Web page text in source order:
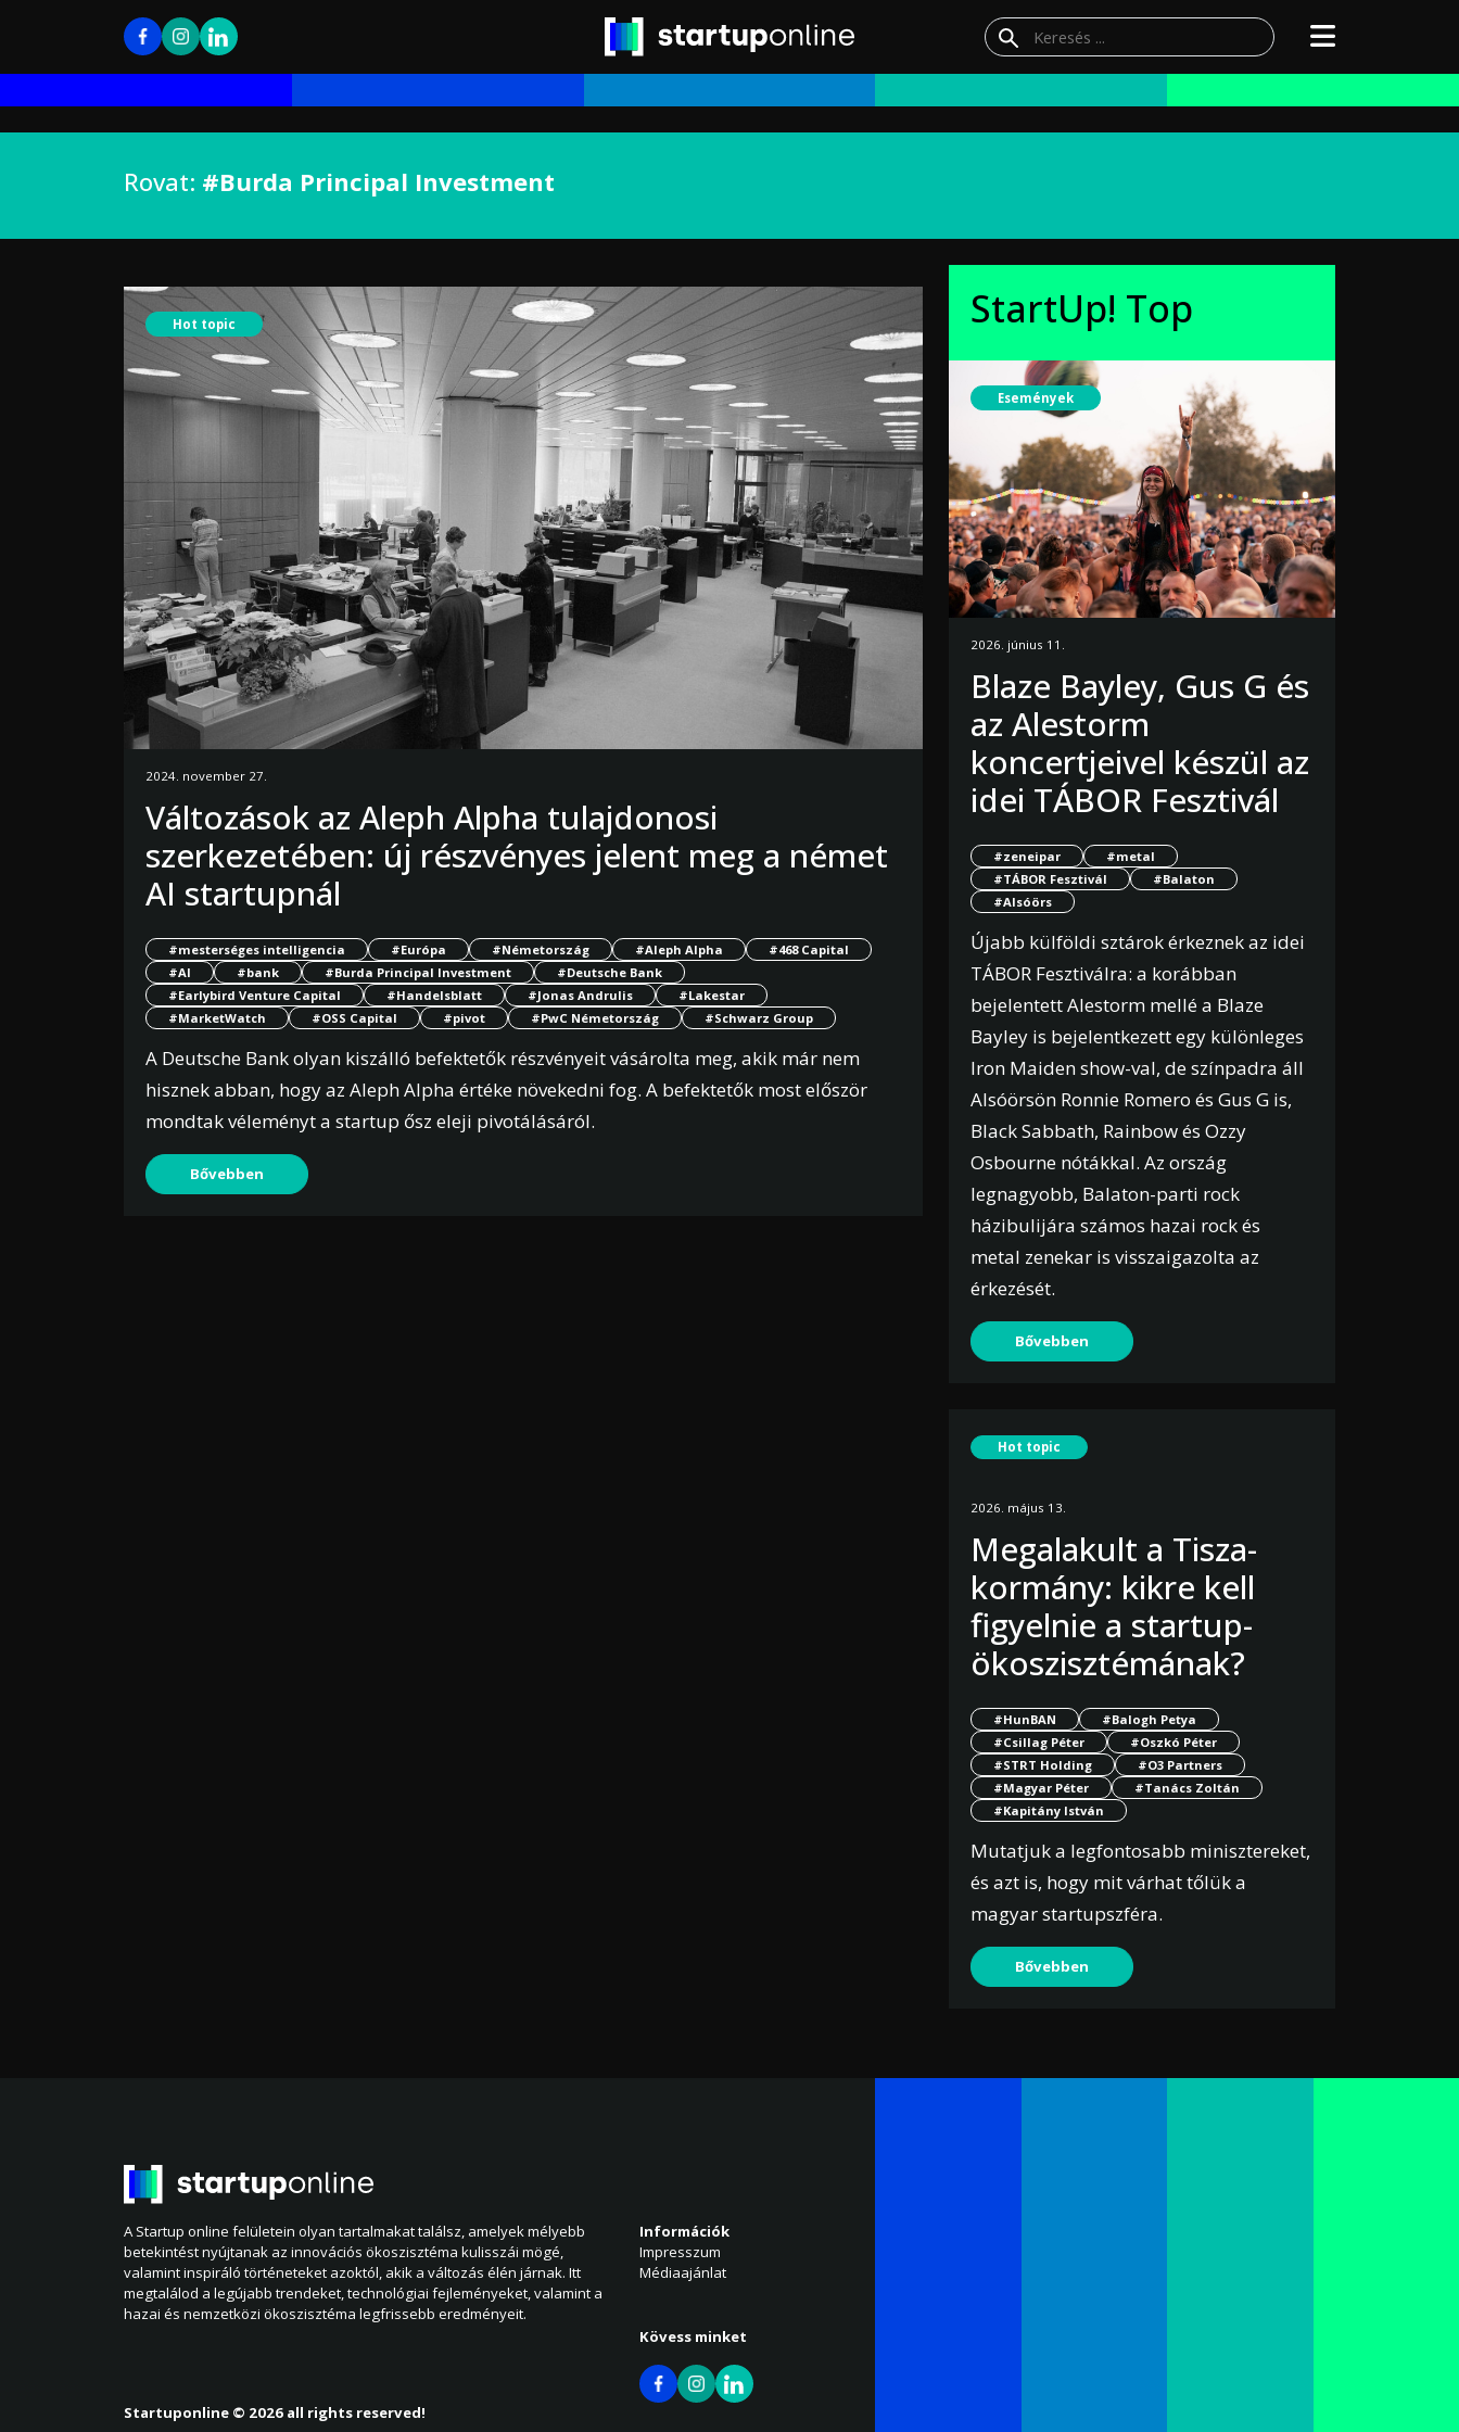
Rovat: #Burda Principal Investment
Hot topic
2024. november 27.
Változások az Aleph Alpha tulajdonosi
szerkezetében: új részvényes jelent meg a német
AI startupnál
#mesterséges intelligencia #Európa #Németország #Aleph Alpha
#468 Capital
#AI
#bank #Burda Principal Investment
#Deutsche Bank
#Earlybird Venture Capital
#Handelsblatt #Jonas Andrulis
#Lakestar
#MarketWatch
#OSS Capital #pivot #PwC Németország #Schwarz Group
A Deutsche Bank olyan kiszálló befektetők részvényeit vásárolta meg, akik már nem
hisznek abban, hogy az Aleph Alpha értéke növekedni fog. A befektetők most először
mondtak véleményt a startup ősz eleji pivotálásáról.
Bővebben
StartUp! Top
Események
2026. június 11.
Blaze Bayley, Gus G és
az Alestorm
koncertjeivel készül az
idei TÁBOR Fesztivál
#zeneipar
#metal
#TÁBOR Fesztivál
#Balaton
#Alsóörs
Újabb külföldi sztárok érkeznek az idei
TÁBOR Fesztiválra: a korábban
bejelentett Alestorm mellé a Blaze
Bayley is bejelentkezett egy különleges
Iron Maiden show-val, de színpadra áll
Alsóörsön Ronnie Romero és Gus G is,
Black Sabbath, Rainbow és Ozzy
Osbourne nótákkal. Az ország
legnagyobb, Balaton-parti rock
házibulijára számos hazai rock és
metal zenekar is visszaigazolta az
érkezését.
Bővebben
Hot topic
2026. május 13.
Megalakult a Tisza-
kormány: kikre kell
figyelnie a startup-
ökoszisztémának?
#HunBAN
#Balogh Petya
#Csillag Péter
#Oszkó Péter
#STRT Holding
#O3 Partners
#Magyar Péter
#Tanács Zoltán
#Kapitány István
Mutatjuk a legfontosabb minisztereket,
és azt is, hogy mit várhat tőlük a
magyar startupszféra.
Bővebben
A Startup online felületein olyan tartalmakat találsz, amelyek mélyebb
betekintést nyújtanak az innovációs ökoszisztéma kulisszái mögé,
valamint inspiráló történeteket azoktól, akik a változás élén járnak. Itt
megtalálod a legújabb trendeket, technológiai fejleményeket, valamint a
hazai és nemzetközi ökoszisztéma legfrissebb eredményeit.
Információk
Impresszum
Médiaajánlat
Kövess minket
Startuponline © 2026 all rights reserved!